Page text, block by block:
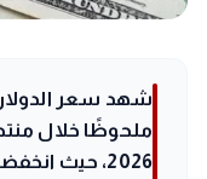
شهد سعر الدولار